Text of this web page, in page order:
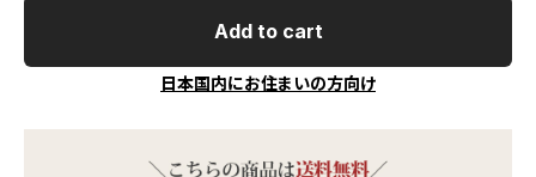
Add to cart
日本国内にお住まいの方向け